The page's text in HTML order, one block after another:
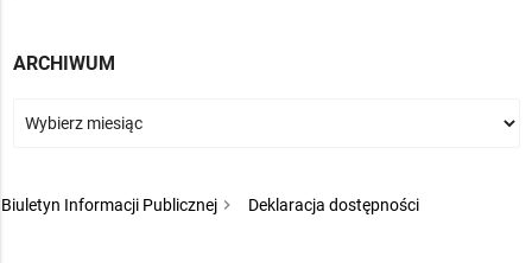
ARCHIWUM
Biuletyn Informacji Publicznej Deklaracja dostępności